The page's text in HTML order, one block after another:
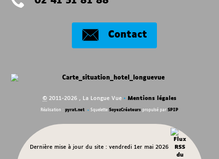
Contact
© 2011-2026 , La Longue Vue • Mentions légales
Réalisation : pyrat.net • Squelette SoyezCréateurs propulsé par SPIP
Dernière mise à jour du site : vendredi 1er mai 2026